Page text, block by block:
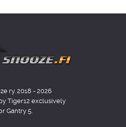
ry. 2018 - 2026
Tiger12 exclusively
Gantry 5.